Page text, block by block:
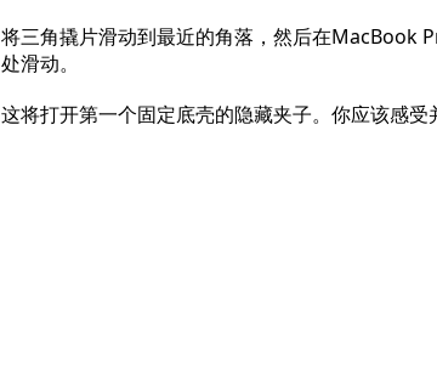
将三角撬片滑动到最近的角落，然后在MacBook
处滑动。
这将打开第一个固定底壳的隐藏夹子。你应该感受